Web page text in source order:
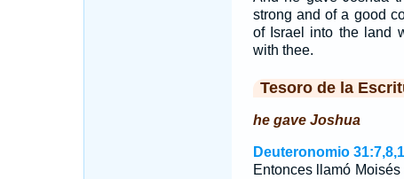
strong and of a good
of Israel into the land
with thee.
Tesoro de la
he gave Joshua
Deuteronomio
Entonces llamó